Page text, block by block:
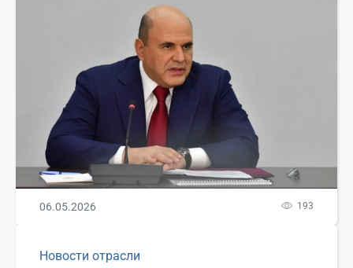
06.05.2026 193
Новости отрасли